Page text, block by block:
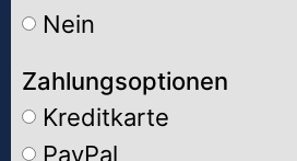
Nein
Zahlungsoptionen
Kreditkarte
PayPal